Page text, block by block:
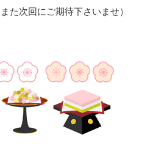
また次回にご期待下さいませ）